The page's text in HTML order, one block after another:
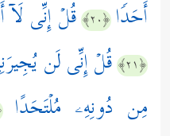
أَحَدࣰا ﴿٢٠﴾ قُلۡ إِنِّی
﴿٢١﴾
قُلۡ إِنِّی لَن
مِن دُونِهِۦ مُلۡتَحَدًا